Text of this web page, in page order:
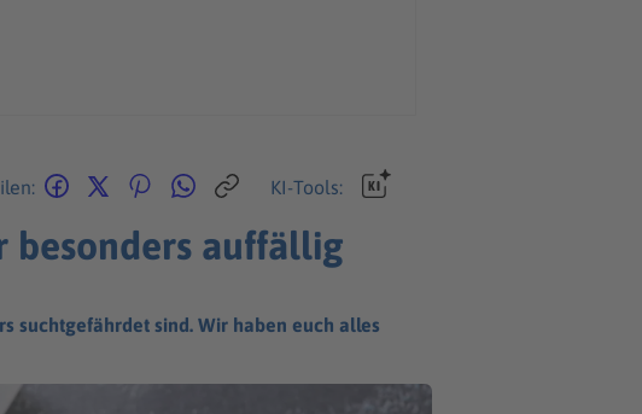
KI-Tools:
besonders auffällig
suchtgefährdet sind. Wir haben euch alles